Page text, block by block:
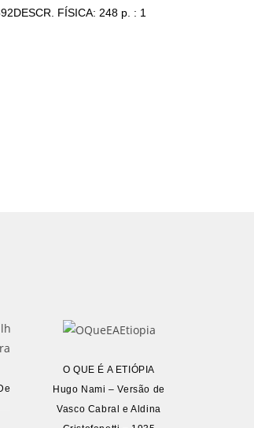
FÍSICA: 248 p. : 1
O QUE É A ETIÓPIA
Hugo Nami – Versão de
Vasco Cabral e Aldina